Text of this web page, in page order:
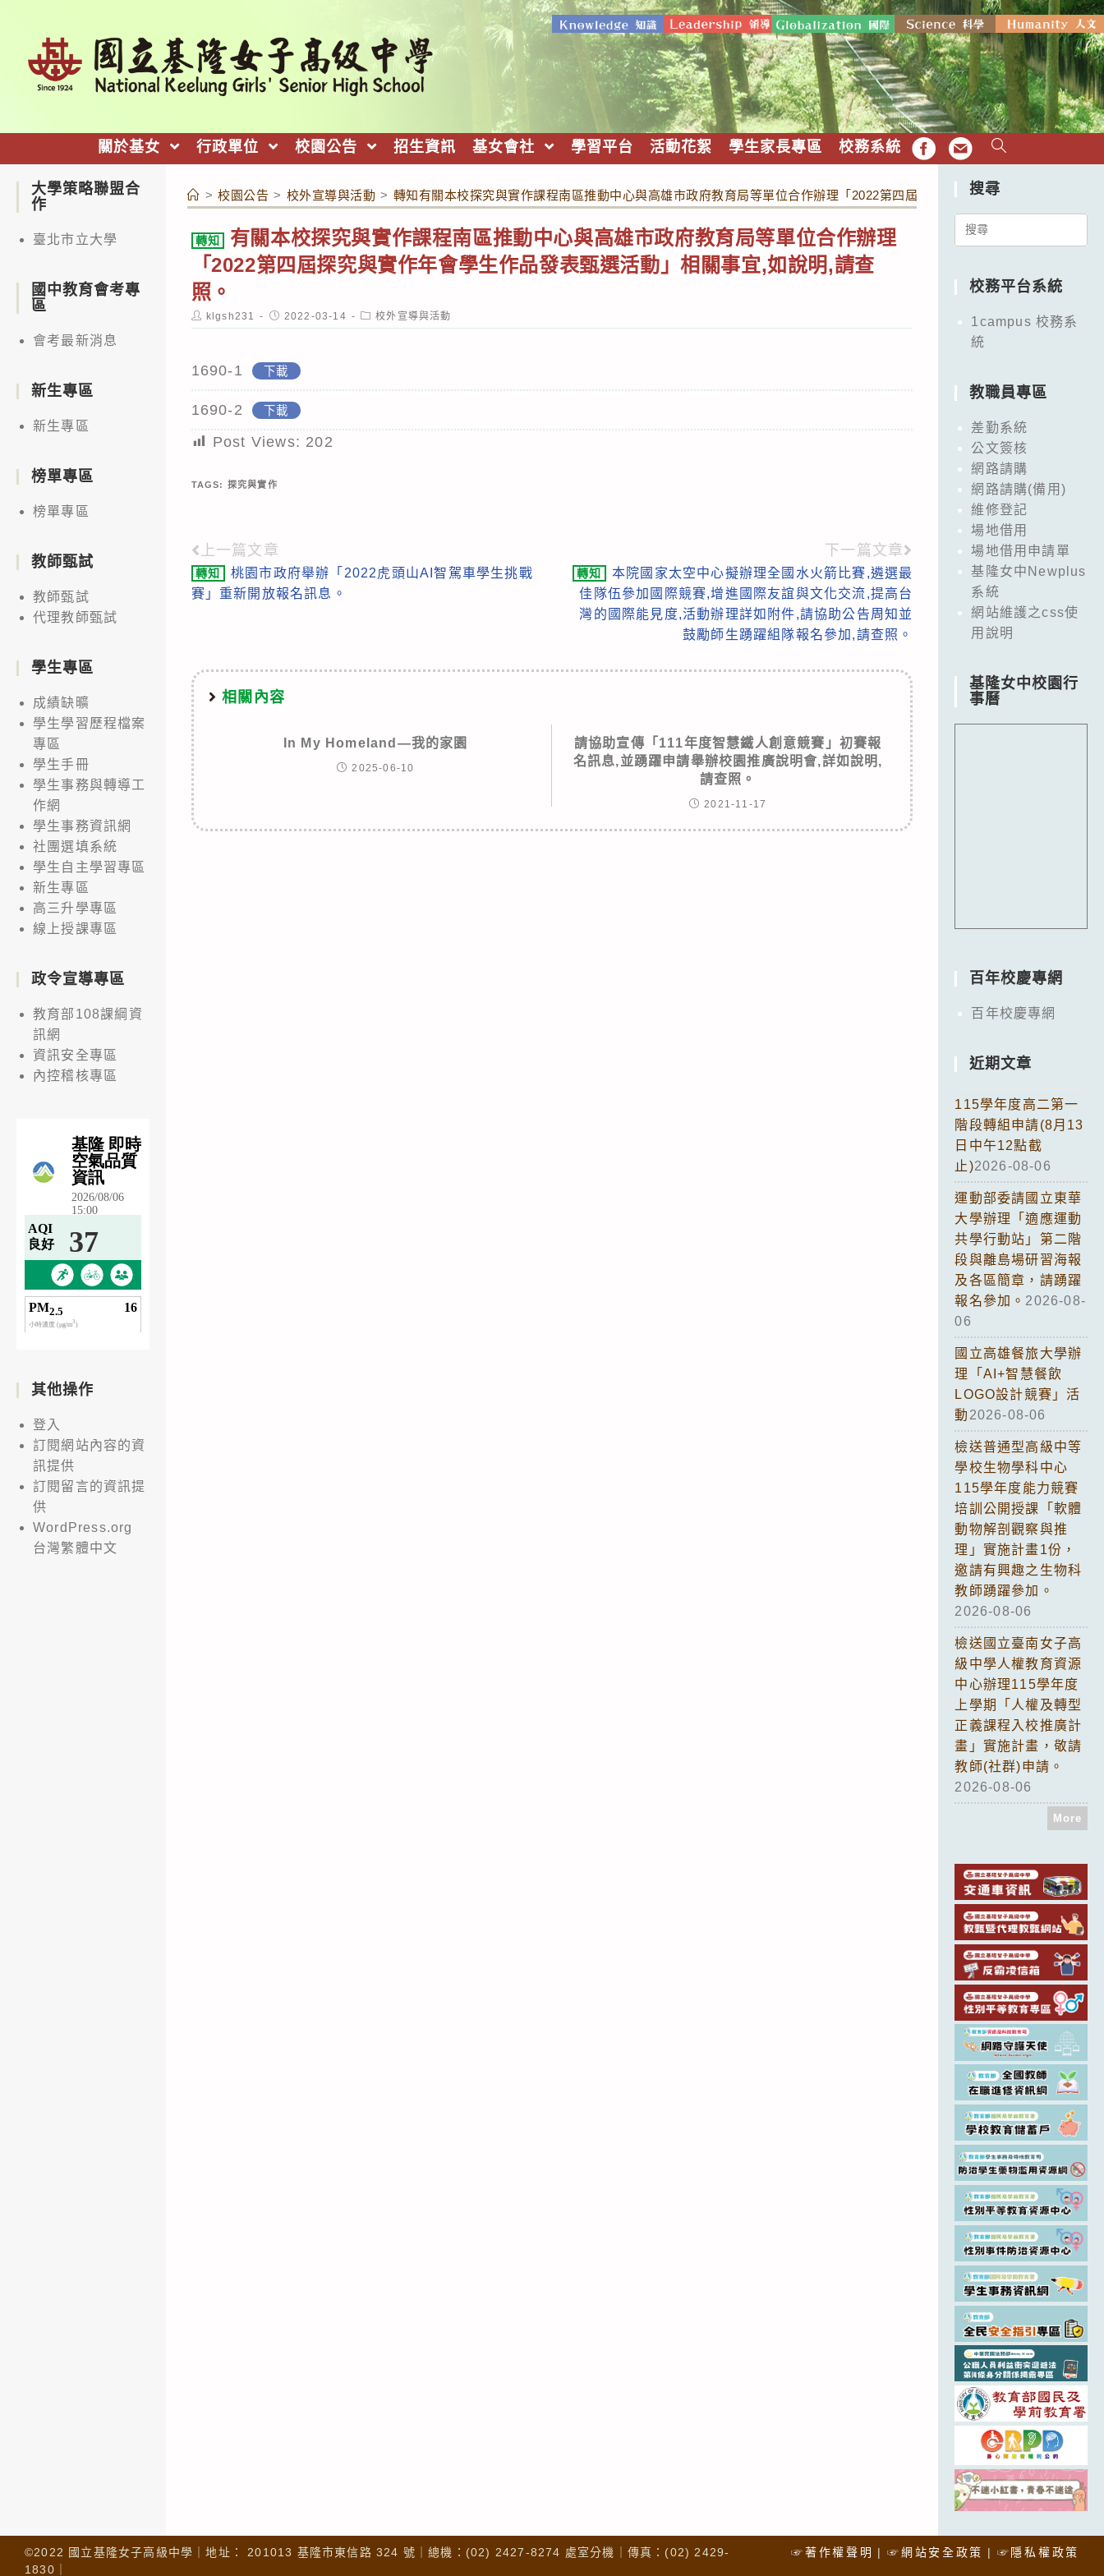
關於基女 行政單位 校園公告 招生資訊 基女會社 學習平台 活動花絮 學生家長專區 校務系統 FB EMAIL
> 校園公告 > 校外宣導與活動 > 轉知有關本校探究與實作課程南區推動中心與高雄市政府教育局等單位合作辦理「2022第四屆探究與實作年會學生作品發表甄
轉知
有關本校探究與實作課程南區推動中心與高雄市政府教育局等單位合作辦理
「2022第四屆探究與實作年會學生作品發表甄選活動」相關事宜,如說明,請查
照。
Post
author:
klgsh231
Post
published:
2022-03-14
Post
category:
校外宣導與活動
1690-1 下載
1690-2 下載
Post Views: 202
TAGS: 探究與實作
Read
more
上一篇文章
轉知
桃園市政府舉辦「2022虎頭山AI智駕車學生挑戰
賽」重新開放報名訊息。
下一篇文章
轉知
本院國家太空中心擬辦理全國水火箭比賽,遴選最
佳隊伍參加國際競賽,增進國際友誼與文化交流,提高台
灣的國際能見度,活動辦理詳如附件,請協助公告周知並
鼓勵師生踴躍組隊報名參加,請查照。
相關內容
In My Homeland—我的家園
2025-06-10
請協助宣傳「111年度智慧鐵人創意競賽」初賽報
名訊息,並踴躍申請舉辦校園推廣說明會,詳如說明,
請查照。
2021-11-17
大學策略聯盟合
作
臺北市立大學
國中教育會考專
區
會考最新消息
新生專區
新生專區
榜單專區
榜單專區
教師甄試
教師甄試
代理教師甄試
學生專區
成績缺曠
學生學習歷程檔案
專區
學生手冊
學生事務與轉導工
作網
學生事務資訊網
社團選填系統
學生自主學習專區
新生專區
高三升學專區
線上授課專區
政令宣導專區
教育部108課綱資
訊網
資訊安全專區
內控稽核專區
其他操作
登入
訂閱網站內容的資
訊提供
訂閱留言的資訊提
供
WordPress.org
台灣繁體中文
搜尋
Search
校務平台系統
1campus 校務系
統
教職員專區
差勤系統
公文簽核
網路請購
網路請購(備用)
維修登記
場地借用
場地借用申請單
基隆女中Newplus
系統
網站維護之css使
用說明
基隆女中校園行
事曆
百年校慶專網
百年校慶專網
近期文章
115學年度高二第一
階段轉組申請(8月13
日中午12點截
止)2026-08-06
運動部委請國立東華
大學辦理「適應運動
共學行動站」第二階
段與離島場研習海報
及各區簡章，請踴躍
報名參加。 2026-08-
06
國立高雄餐旅大學辦
理「AI+智慧餐飲
LOGO設計競賽」活
動 2026-08-06
檢送普通型高級中等
學校生物學科中心
115學年度能力競賽
培訓公開授課「軟體
動物解剖觀察與推
理」實施計畫1份，
邀請有興趣之生物科
教師踴躍參加。
2026-08-06
檢送國立臺南女子高
級中學人權教育資源
中心辦理115學年度
上學期「人權及轉型
正義課程入校推廣計
畫」實施計畫，敬請
教師(社群)申請。
2026-08-06
More
☞著作權聲明 ☞網站安全政策 ☞隱私權政策
©2022 國立基隆女子高級中學｜地址： 201013 基隆市東信路 324 號｜總機：(02) 2427-8274 處室分機｜傳真：(02) 2429-
1830｜